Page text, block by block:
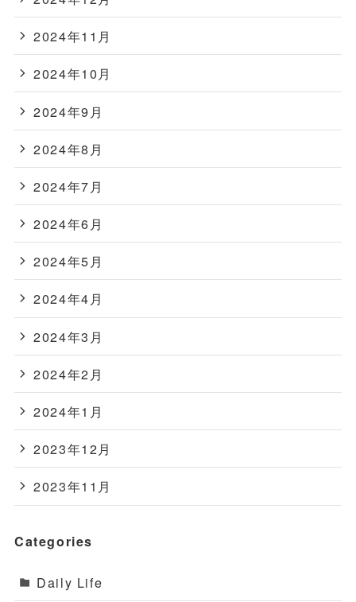
2024年11月
2024年10月
2024年9月
2024年8月
2024年7月
2024年6月
2024年5月
2024年4月
2024年3月
2024年2月
2024年1月
2023年12月
2023年11月
Categories
Daily Life